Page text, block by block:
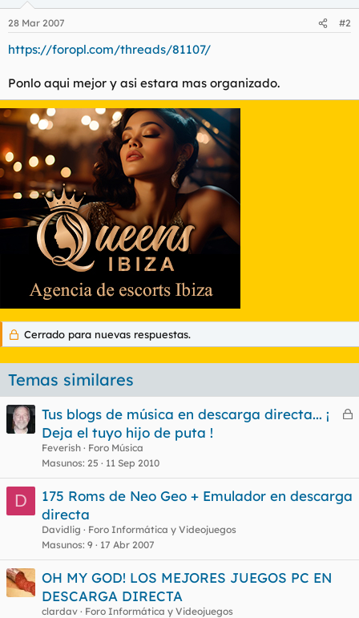
28 Mar 2007 #2
https://foropl.com/threads/81107/
Ponlo aqui mejor y asi estara mas organizado.
Cerrado para nuevas respuestas.
Temas similares
C
a
Tus blogs de música en descarga directa... ¡
Deja el tuyo hijo de puta !
Feverish
Foro Música
Masunos 25 11 Sep 2010
D
175 Roms de Neo Geo + Emulador en descarga
directa
Davidlig
Foro Informática y Videojuegos
Masunos 9 17 Abr 2007
OH MY GOD! LOS MEJORES JUEGOS PC EN
DESCARGA DIRECTA
clardav
Foro Informática y Videojuegos